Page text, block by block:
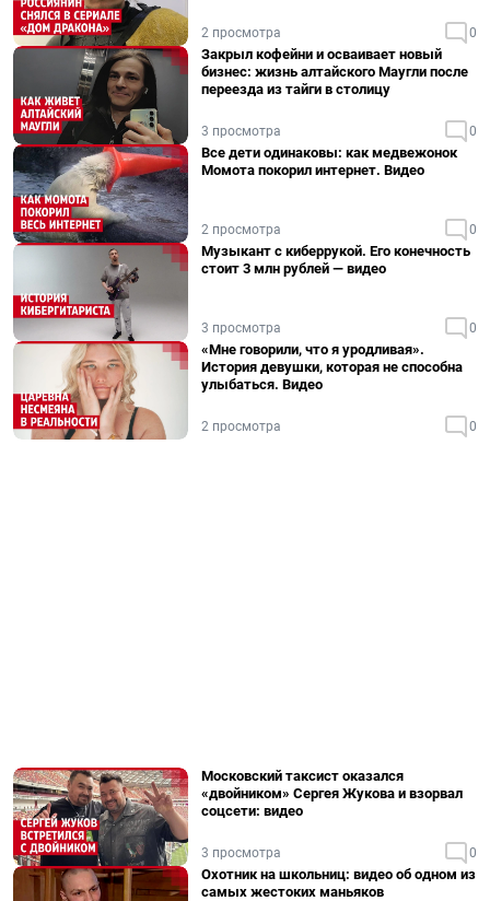
2 просмотра 0
Закрыл кофейни и осваивает новый
бизнес: жизнь алтайского Маугли после
переезда из тайги в столицу
3 просмотра 0
Все дети одинаковы: как медвежонок
Момота покорил интернет. Видео
2 просмотра 0
Музыкант с киберрукой. Его конечность
стоит 3 млн рублей — видео
3 просмотра 0
«Мне говорили, что я уродливая».
История девушки, которая не способна
улыбаться. Видео
2 просмотра 0
Московский таксист оказался
«двойником» Сергея Жукова и взорвал
соцсети: видео
3 просмотра 0
Охотник на школьниц: видео об одном из
самых жестоких маньяков